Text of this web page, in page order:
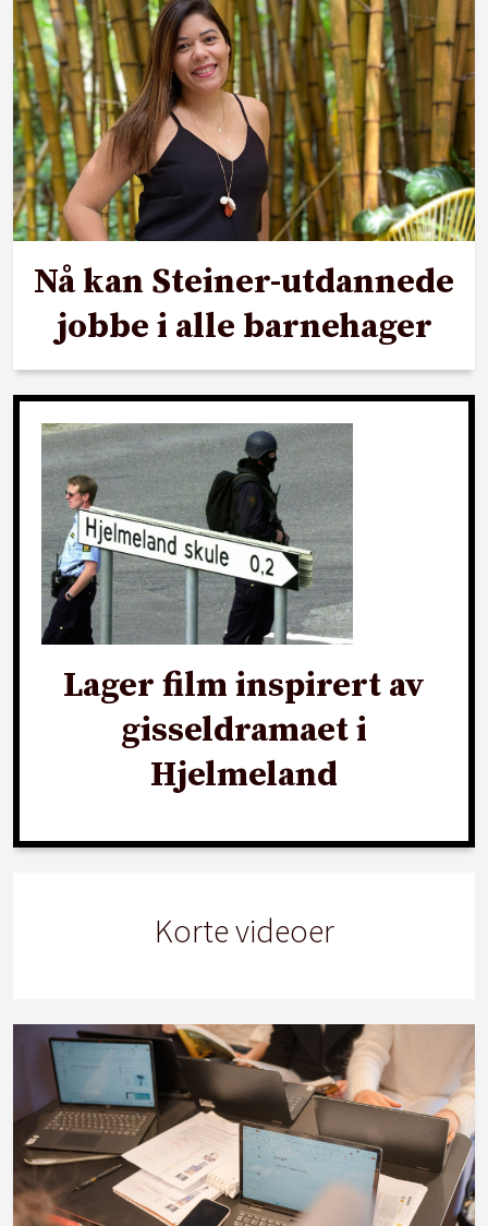
Nå kan Steiner-utdannede
jobbe i alle barnehager
Lager film inspirert av
gisseldramaet i
Hjelmeland
Korte videoer